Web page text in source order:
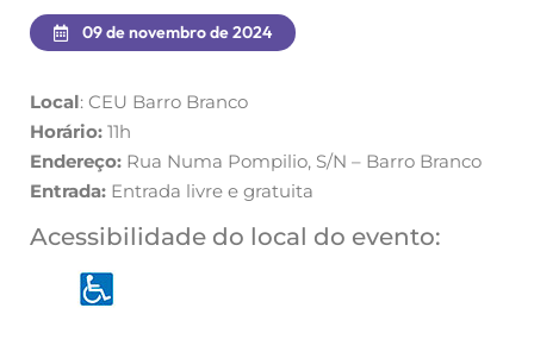
09 de novembro de 2024
Local: CEU Barro Branco
Horário: 11h
Endereço: Rua Numa Pompilio, S/N – Barro Branco
Entrada: Entrada livre e gratuita
Acessibilidade do local do evento: